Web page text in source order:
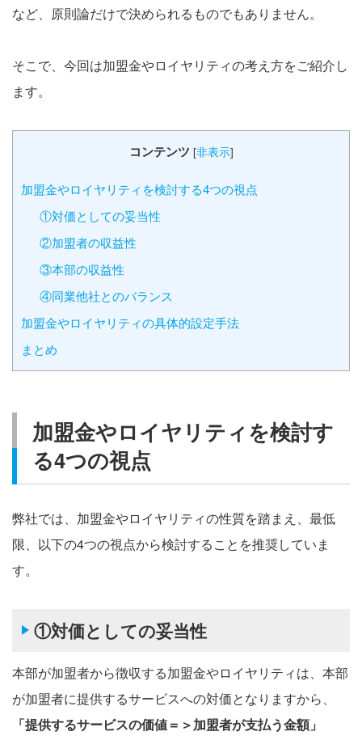
など、原則論だけで決められるものでもありません。
そこで、今回は加盟金やロイヤリティの考え方をご紹介し
ます。
コンテンツ [非表示]
加盟金やロイヤリティを検討する4つの視点
①対価としての妥当性
②加盟者の収益性
③本部の収益性
④同業他社とのバランス
加盟金やロイヤリティの具体的設定手法
まとめ
加盟金やロイヤリティを検討す
る4つの視点
弊社では、加盟金やロイヤリティの性質を踏まえ、最低
限、以下の4つの視点から検討することを推奨していま
す。
①対価としての妥当性
本部が加盟者から徴収する加盟金やロイヤリティは、本部
が加盟者に提供するサービスへの対価となりますから、
「提供するサービスの価値＝＞加盟者が支払う金額」